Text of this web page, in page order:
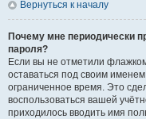
Вернуться к началу
Почему мне периодически
пароля?
Если вы не отметили
оставаться под своим
ограниченное время. Это
воспользоваться вашей
приходилось вводить имя